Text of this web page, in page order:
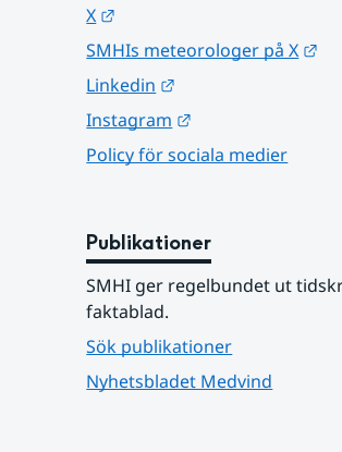
X
SMHIs meteorologer på X
Linkedin
Instagram
Policy för sociala medier
Publikationer
SMHI ger regelbundet ut
faktablad.
Sök publikationer
Nyhetsbladet Medvind